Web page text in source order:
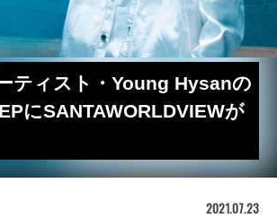
ティスト・Young Hysanの
にSANTAWORLDVIEWが
2021.07.23